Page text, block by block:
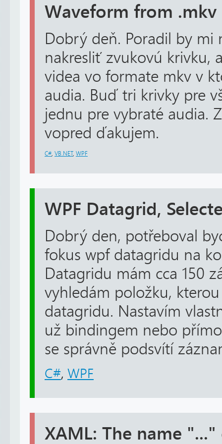
Waveform from .mkv
Dobrý deň. Poradil by mi
nakresliť zvukovú krivku,
videa vo formate mkv v
audia. Buď tri krivky pre
jednu pre vybraté audia.
vopred ďakujem.
C# VB.NET, WPF
WPF Datagrid,
Dobrý den, potřeboval
fokus wpf datagridu na
Datagridu mám cca 150
vyhledám položku,
datagridu. Nastavím
už bindingem nebo
se správně podsvítí
C#, WPF
XAML: The name